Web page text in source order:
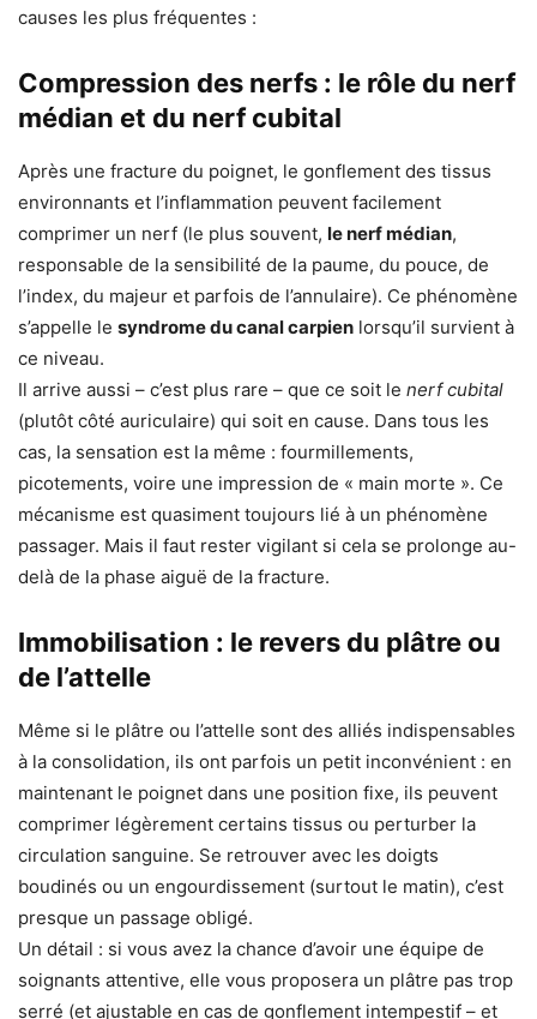
causes les plus fréquentes :
Compression des nerfs : le rôle du nerf
médian et du nerf cubital
Après une fracture du poignet, le gonflement des tissus
environnants et l’inflammation peuvent facilement
comprimer un nerf (le plus souvent, le nerf médian,
responsable de la sensibilité de la paume, du pouce, de
l’index, du majeur et parfois de l’annulaire). Ce phénomène
s’appelle le syndrome du canal carpien lorsqu’il survient à
ce niveau.
Il arrive aussi – c’est plus rare – que ce soit le nerf cubital
(plutôt côté auriculaire) qui soit en cause. Dans tous les
cas, la sensation est la même : fourmillements,
picotements, voire une impression de « main morte ». Ce
mécanisme est quasiment toujours lié à un phénomène
passager. Mais il faut rester vigilant si cela se prolonge au-
delà de la phase aiguë de la fracture.
Immobilisation : le revers du plâtre ou
de l’attelle
Même si le plâtre ou l’attelle sont des alliés indispensables
à la consolidation, ils ont parfois un petit inconvénient : en
maintenant le poignet dans une position fixe, ils peuvent
comprimer légèrement certains tissus ou perturber la
circulation sanguine. Se retrouver avec les doigts
boudinés ou un engourdissement (surtout le matin), c’est
presque un passage obligé.
Un détail : si vous avez la chance d’avoir une équipe de
soignants attentive, elle vous proposera un plâtre pas trop
serré (et ajustable en cas de gonflement intempestif – et